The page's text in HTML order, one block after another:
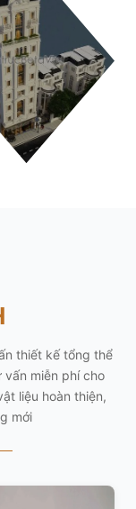
thiết kế tổng thể
vấn miễn phí cho
liệu hoàn thiện,
mới